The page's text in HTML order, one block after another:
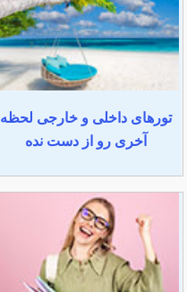
تورهای داخلی و خارجی لحظه
آخری رو از دست نده